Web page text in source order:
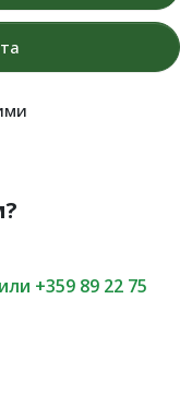
+359 89 22 75